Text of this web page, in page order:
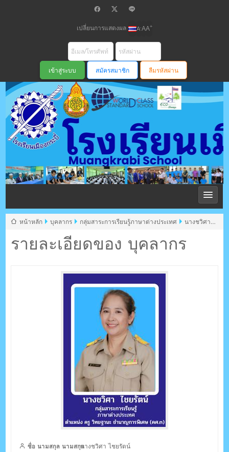
เปลี่ยนการแสดงผล A-AA+
สมัครสมาชิก ลืมรหัสผ่าน
โรงเรียนเมือง
กระบี่ สพม
ตรัง กระบี่
รายละเอียดของ บุคลากร
หน้าหลัก บุคลากร กลุ่มสาระการเรียนรู้ภาษาต่างประเทศ
นางชวิศา
ชื่อ นามสกุล นามสกุลนางชวิศา ไชยรัตน์